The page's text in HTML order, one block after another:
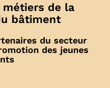
métiers de la
bâtiment
du secteur
des jeunes